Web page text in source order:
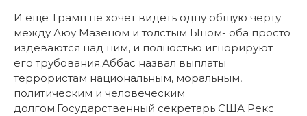
И еще Трамп не хочет видеть одну общую черту
между Аюу Мазеном и толстым Ыном- оба просто
издеваются над ним, и полностью игнорируют
его трубования.Аббас назвал выплаты
террористам национальным, моральным,
политическим и человеческим
долгом.Государственный секретарь США Рекс